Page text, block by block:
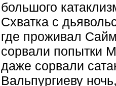
большого
Схватка с
где проживал
сорвали попытки
даже сорвали
Вальпургиеву